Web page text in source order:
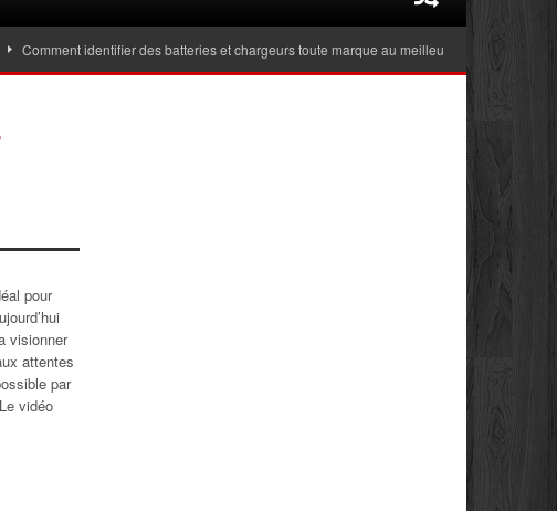
Comment identifier des batteries et chargeurs toute marque au meilleur prix adaptés aux
pour
visionner
attentes
par
vidéo